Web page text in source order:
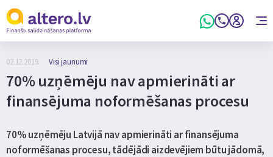
02.12.2019. Visi jaunumi
70% uzņēmēju nav apmierināti ar
finansējuma noformēšanas procesu
70% uzņēmēju Latvijā nav apmierināti ar finansējuma
noformēšanas procesu, tādējādi aizdevējiem būtu jādomā,